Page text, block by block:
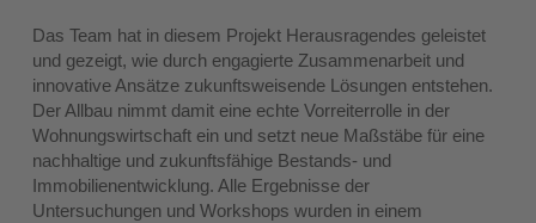
Das Team hat in diesem Projekt Herausragendes geleistet
und gezeigt, wie durch engagierte Zusammenarbeit und
innovative Ansätze zukunftsweisende Lösungen entstehen.
Der Allbau nimmt damit eine echte Vorreiterrolle in der
Wohnungswirtschaft ein und setzt neue Maßstäbe für eine
nachhaltige und zukunftsfähige Bestands- und
Immobilienentwicklung. Alle Ergebnisse der
Untersuchungen und Workshops wurden in einem